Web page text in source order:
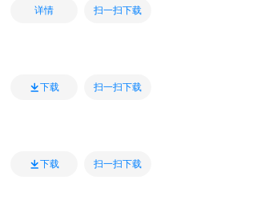
详情 扫一扫下载
下载 扫一扫下载
下载 扫一扫下载